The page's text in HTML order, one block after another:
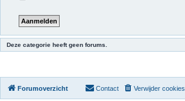
Deze categorie heeft geen forums.
Forumoverzicht Verwijder cookies
Contact